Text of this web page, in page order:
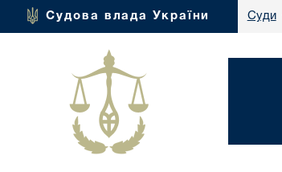
Судова влада України Суди